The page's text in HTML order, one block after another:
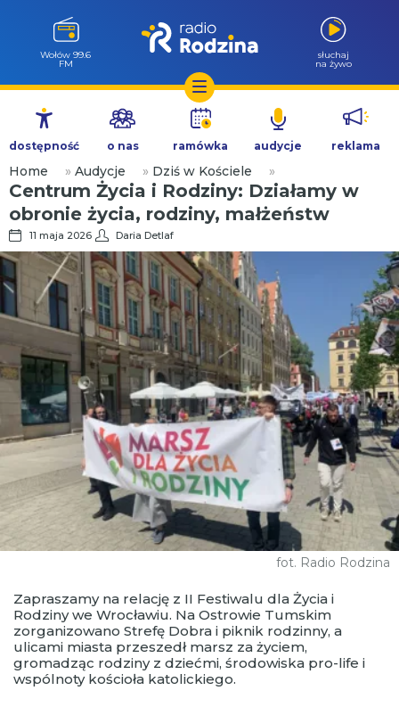
Przejdź
treści
Wołów 99.6
FM
słuchaj
na żywo
dostępność o nas ramówka audycje reklama
Home » Audycje » Dziś w Kościele »
Centrum Życia i Rodziny: Działamy w
obronie życia, rodziny, małżeństw
11 maja 2026 Daria Detlaf
fot. Radio Rodzina
Zapraszamy na relację z II Festiwalu dla Życia i
Rodziny we Wrocławiu. Na Ostrowie Tumskim
zorganizowano Strefę Dobra i piknik rodzinny, a
ulicami miasta przeszedł marsz za życiem,
gromadząc rodziny z dziećmi, środowiska pro-life i
wspólnoty kościoła katolickiego.